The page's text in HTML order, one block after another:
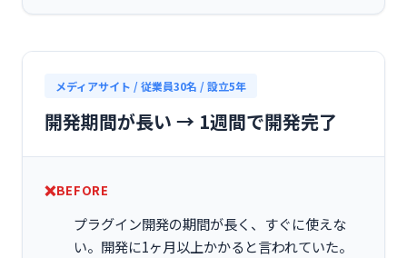
メディアサイト / 従業員30名 / 設立5年
開発期間が長い → 1週間で開発完了
BEFORE
プラグイン開発の期間が長く、すぐに使えな
い。開発に1ヶ月以上かかると言われていた。